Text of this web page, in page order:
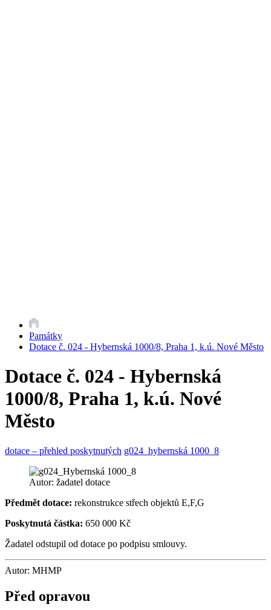
Památky
Dotace č. 024 - Hybernská 1000/8, Praha 1, k.ú. Nové Město
Dotace č. 024 - Hybernská
1000/8, Praha 1, k.ú. Nové
Město
dotace – přehled poskytnutých g024_hybernská 1000_8
Autor: žadatel dotace
Předmět dotace: rekonstrukce střech objektů E,F,G
Poskytnutá částka: 650 000 Kč
Žadatel odstupil od dotace po podpisu smlouvy.
Autor: MHMP
Před opravou